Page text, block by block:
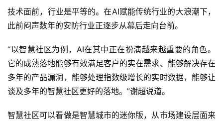
技术面前，行业是平等的。在AI赋能传统行业的大浪潮下，
此前闷声数年的安防行业正逐步从幕后走向台前。
“以智慧社区为例，AI在其中正在扮演越来越重要的角色。
它的成熟落地能够有效满足客户的实在需求、能够解决存在
多年的产品漏洞，能够处理指数级增长的实时数据，能够让
谈及多年的智慧社区更好的落地。”谢超说道。
智慧社区可以看做是智慧城市的迷你版，从市场建设层面来